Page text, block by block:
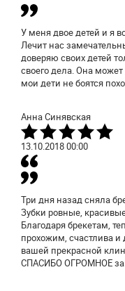
У меня двое детей и я
Лечит нас
доверяю своих детей
своего дела. Она
мои дети не боятся
Анна Синявская
13.10.201800:00
Три дня назад сняла
Зубки ровные,
Благодаря брекетам,
прохожим, счастлива
вашей прекрасной
СПАСИБО ОГРОМНОЕ за